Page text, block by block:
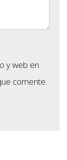
y web en
comente.